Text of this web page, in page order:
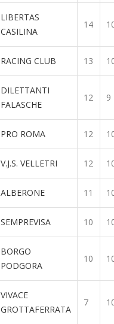
LIBERTAS
CASILINA
14
RACING CLUB 13
DILETTANTI
FALASCHE
12 9
PRO ROMA 12
V.J.S. VELLETRI 12
ALBERONE 11
SEMPREVISA 10
BORGO
PODGORA
10
VIVACE
GROTTAFERRATA
7